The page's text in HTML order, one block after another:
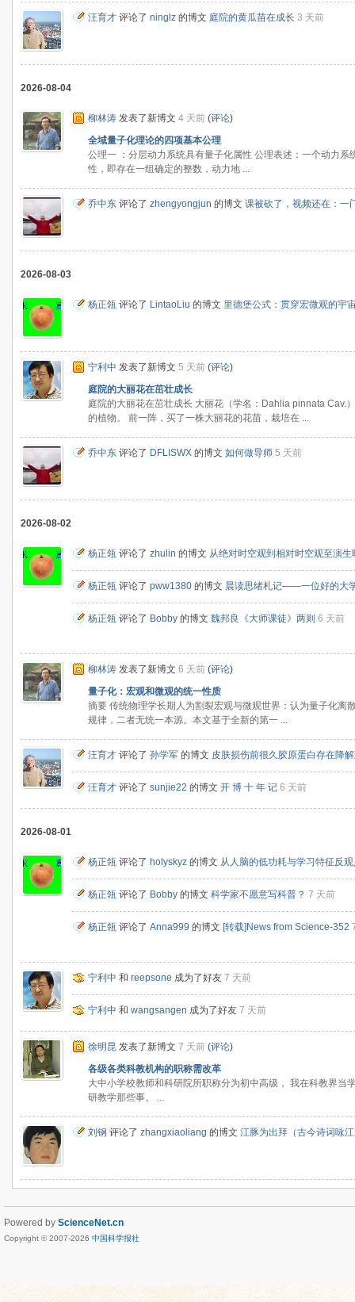
汪育才 评论了 ninglz 的博文 庭院的黄瓜苗在成长 3 天前
2026-08-04
柳林涛 发表了新博文 4 天前 (评论)
全域量子化理论的四项基本公理
公理一 ：分层动力系统具有量子化属性 公理表述：一个动力
性，即存在一组确定的整数，动力地 ...
乔中东 评论了 zhengyongjun 的博文 课被砍了，视频还在：一
2026-08-03
杨正瓴 评论了 LintaoLiu 的博文 里德堡公式：贯穿宏微观的宇
宁利中 发表了新博文 5 天前 (评论)
庭院的大丽花在茁壮成长
庭院的大丽花在茁壮成长 大丽花（学名：Dahlia pinnata Cav.
的植物。 前一阵，买了一株大丽花的花苗，栽培在 ...
乔中东 评论了 DFLISWX 的博文 如何做导师 5 天前
2026-08-02
杨正瓴 评论了 zhulin 的博文 从绝对时空观到相对时空观至演生
杨正瓴 评论了 pww1380 的博文 晨读思绪札记——一位好的大
杨正瓴 评论了 Bobby 的博文 魏邦良《大师课徒》两则 6 天前
柳林涛 发表了新博文 6 天前 (评论)
量子化：宏观和微观的统一性质
摘要 传统物理学长期人为割裂宏观与微观世界：认为量子化离
规律，二者无统一本源。本文基于全新的第一 ...
汪育才 评论了 孙学军 的博文 皮肤损伤前很久胶原蛋白存在降
汪育才 评论了 sunjie22 的博文 开 博 十 年 记 6 天前
2026-08-01
杨正瓴 评论了 holyskyz 的博文 从人脑的低功耗与学习特征反
杨正瓴 评论了 Bobby 的博文 科学家不愿意写科普？ 7 天前
杨正瓴 评论了 Anna999 的博文 [转载]News from Science-352
宁利中 和 reepsone 成为了好友 7 天前
宁利中 和 wangsangen 成为了好友 7 天前
徐明昆 发表了新博文 7 天前 (评论)
各级各类科教机构的职称需改革
大中小学校教师和科研院所职称分为初中高级， 我在科教界当
研教学那些事。 ...
刘钢 评论了 zhangxiaoliang 的博文 江豚为出拜（古今诗词咏
Powered by ScienceNet.cn
Copyright © 2007-2026 中国科学报社